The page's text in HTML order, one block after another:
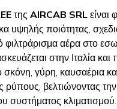
της AIRCAB SRLείναι
υψηλής ποιότητας,
φιλτράρισμα αέρα στο
στην Ιταλία και
γύρη, καυσαέρια
ρύπους, βελτιώνοντας
συστήματος κλιματισμού.